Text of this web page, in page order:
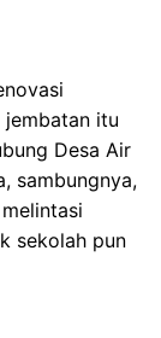
itu
Desa Air
sambungnya,
sekolah pun